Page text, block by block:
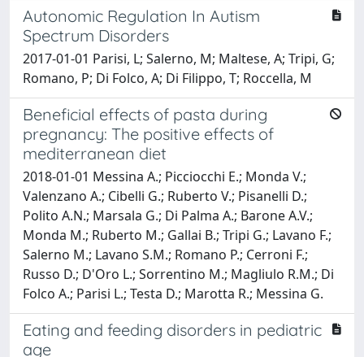
Autonomic Regulation In Autism
Spectrum Disorders
2017-01-01 Parisi, L; Salerno, M; Maltese, A; Tripi, G;
Romano, P; Di Folco, A; Di Filippo, T; Roccella, M
Beneficial effects of pasta during
pregnancy: The positive effects of
mediterranean diet
2018-01-01 Messina A.; Picciocchi E.; Monda V.;
Valenzano A.; Cibelli G.; Ruberto V.; Pisanelli D.;
Polito A.N.; Marsala G.; Di Palma A.; Barone A.V.;
Monda M.; Ruberto M.; Gallai B.; Tripi G.; Lavano F.;
Salerno M.; Lavano S.M.; Romano P.; Cerroni F.;
Russo D.; D'Oro L.; Sorrentino M.; Magliulo R.M.; Di
Folco A.; Parisi L.; Testa D.; Marotta R.; Messina G.
Eating and feeding disorders in pediatric
age